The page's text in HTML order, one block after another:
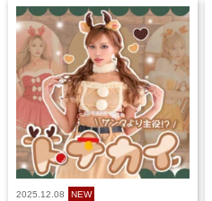
2025.12.08 NEW